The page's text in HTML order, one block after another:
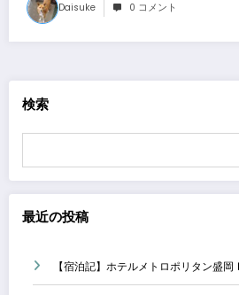
Daisuke 0 コメント
検索
最近の投稿
【宿泊記】ホテルメトロポリタン盛